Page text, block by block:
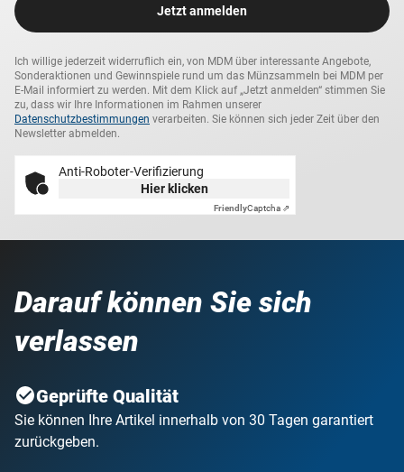
Jetzt anmelden
Ich willige jederzeit widerruflich ein, von MDM über interessante Angebote,
Sonderaktionen und Gewinnspiele rund um das Münzsammeln bei MDM per
E-Mail informiert zu werden. Mit dem Klick auf „Jetzt anmelden“ stimmen Sie
zu, dass wir Ihre Informationen im Rahmen unserer
Datenschutzbestimmungen verarbeiten. Sie können sich jeder Zeit über den
Newsletter abmelden.
Anti-Roboter-Verifizierung
Hier klicken
FriendlyCaptcha ⇗
Darauf können Sie sich
verlassen
Geprüfte Qualität
Sie können Ihre Artikel innerhalb von 30 Tagen garantiert
zurückgeben.